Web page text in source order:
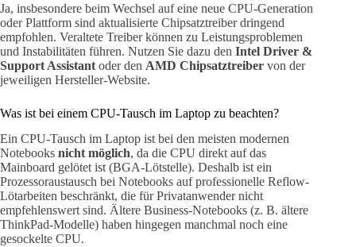
Ja, insbesondere beim Wechsel auf eine neue CPU-Generation
oder Plattform sind aktualisierte Chipsatztreiber dringend
empfohlen. Veraltete Treiber können zu Leistungsproblemen
und Instabilitäten führen. Nutzen Sie dazu den Intel Driver &
Support Assistant oder den AMD Chipsatztreiber von der
jeweiligen Hersteller-Website.
Was ist bei einem CPU-Tausch im Laptop zu beachten?
Ein CPU-Tausch im Laptop ist bei den meisten modernen
Notebooks nicht möglich, da die CPU direkt auf das
Mainboard gelötet ist (BGA-Lötstelle). Deshalb ist ein
Prozessoraustausch bei Notebooks auf professionelle Reflow-
Lötarbeiten beschränkt, die für Privatanwender nicht
empfehlenswert sind. Ältere Business-Notebooks (z. B. ältere
ThinkPad-Modelle) haben hingegen manchmal noch eine
gesockelte CPU.